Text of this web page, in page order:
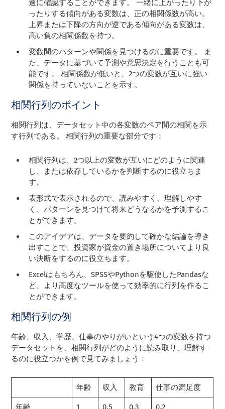
速に確認することができます。 一緒に上がったり下が
ったりする傾向がある変数は、正の相関係数が高い。
上昇または下降の方向が逆である傾向がある変数は、
高い負の相関係数を持つ。
変数間のパターンや関係を見つけるのに重要です。 ま
た、データに基づいて予測や意思決定を行うことも可
能です。 相関係数が低いと、2つの変数が互いに強い
関係を持っていないことを示す。
相関行列のポイント
相関行列は、データセット中の各変数のペア間の相関を示
す行列である。 相関行列の重要な部分です：
相関行列は、2つ以上の変数が互いにどのように関連
し、または依存しているかを判断するのに役立ちま
す。
表形式で表示されるので、読みやすく、理解しやす
く、パターンを見つけて将来どうなるかを予測するこ
とができます。
このアイデアは、データを要約して確かな結論を導き
出すことで、投資家が資金の置き場所についてより良
い決断をするのに役立ちます。
Excelはもちろん、SPSSやPythonを駆使したPandasな
ど、より高度なツールを使って効率的に行列を作るこ
とができます。
相関行列の例
年齢、収入、学歴、仕事のやりがいという4つの変数を持つ
データセットを、相関行列がどのように読み取り、理解す
るのに役立つかを例で見てみましょう：
年齢 収入 教育 仕事の満足度
年齢 1 0.5 0.3 0.2